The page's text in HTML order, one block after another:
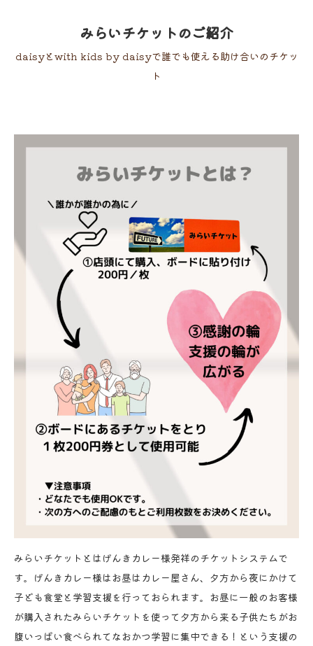
みらいチケットのご紹介
daisyとwith kids by daisyで誰でも使える助け合いのチケッ
ト
みらいチケットとはげんきカレー様発祥のチケットシステムで
す。げんきカレー様はお昼はカレー屋さん、夕方から夜にかけて
子ども食堂と学習支援を行っておられます。お昼に一般のお客様
が購入されたみらいチケットを使って夕方から来る子供たちがお
腹いっぱい食べられてなおかつ学習に集中できる！という支援の